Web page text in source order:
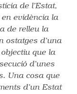
de l’Estat,
evidència la
de relleu la
ostatges d’una
que la
d’unes
Una cosa que
d’un Estat